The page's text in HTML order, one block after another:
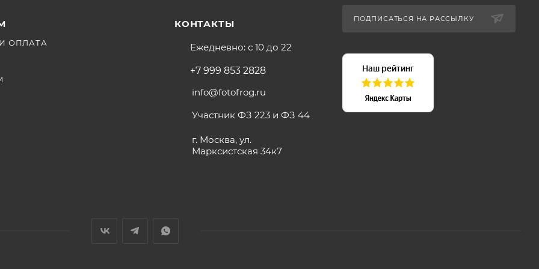
- 1 вход; HDMI 2.0 (поддерживает 4K@60Hz) - 1 выход
ОПЛАТА
КОНТАКТЫ
Ежедневно: с 10 до 22
+7 999 853 2828
info@fotofrog.ru
Участник ФЗ 223 и ФЗ 44
г. Москва, ул.
Марксистская 34к7
ПОДПИСАТЬСЯ НА РАССЫЛКУ